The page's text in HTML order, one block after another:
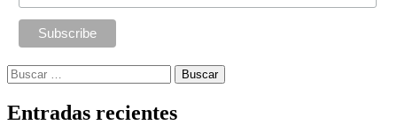
Buscar:
Entradas recientes